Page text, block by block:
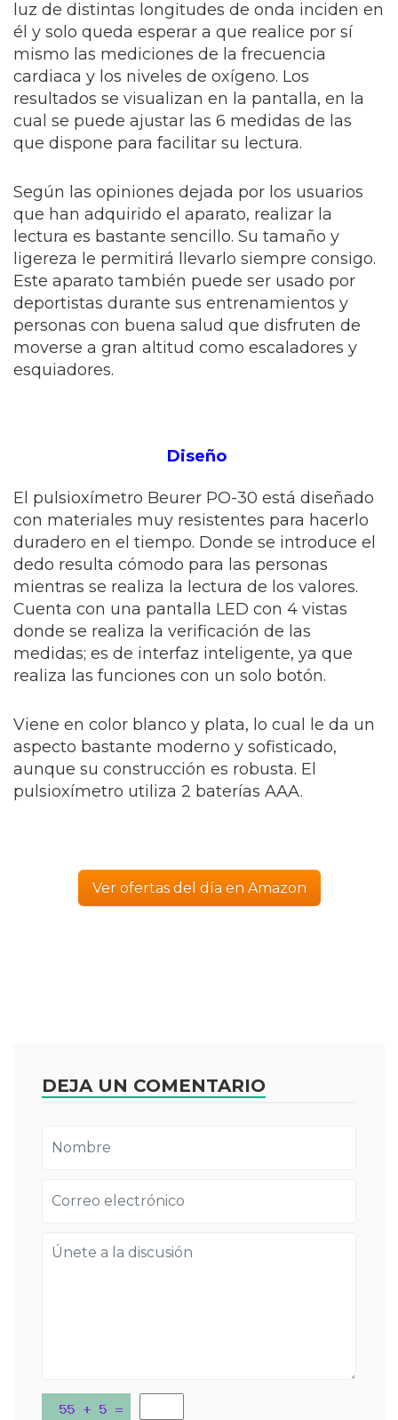
luz de distintas longitudes de onda inciden en
él y solo queda esperar a que realice por sí
mismo las mediciones de la frecuencia
cardiaca y los niveles de oxígeno. Los
resultados se visualizan en la pantalla, en la
cual se puede ajustar las 6 medidas de las
que dispone para facilitar su lectura.
Según las opiniones dejada por los usuarios
que han adquirido el aparato, realizar la
lectura es bastante sencillo. Su tamaño y
ligereza le permitirá llevarlo siempre consigo.
Este aparato también puede ser usado por
deportistas durante sus entrenamientos y
personas con buena salud que disfruten de
moverse a gran altitud como escaladores y
esquiadores.
Diseño
El pulsioxímetro Beurer PO-30 está diseñado
con materiales muy resistentes para hacerlo
duradero en el tiempo. Donde se introduce el
dedo resulta cómodo para las personas
mientras se realiza la lectura de los valores.
Cuenta con una pantalla LED con 4 vistas
donde se realiza la verificación de las
medidas; es de interfaz inteligente, ya que
realiza las funciones con un solo botón.
Viene en color blanco y plata, lo cual le da un
aspecto bastante moderno y sofisticado,
aunque su construcción es robusta. El
pulsioxímetro utiliza 2 baterías AAA.
Ver ofertas del día en Amazon
DEJA UN COMENTARIO